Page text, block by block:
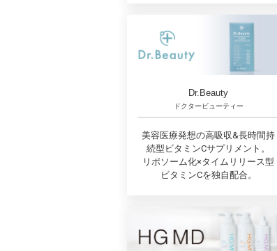
Dr.Beauty
ドクタービューティー
美容医療発想の高吸収&長時間持
続型ビタミンCサプリメント。
リポソーム化×タイムリリース型
ビタミンCを独自配合。